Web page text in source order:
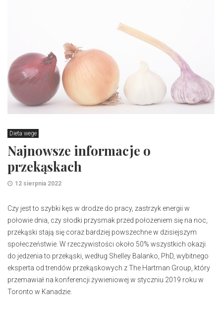
Dieta wege
Najnowsze informacje o
przekąskach
12 sierpnia 2022
Czy jest to szybki kęs w drodze do pracy, zastrzyk energii w
połowie dnia, czy słodki przysmak przed położeniem się na noc,
przekąski stają się coraz bardziej powszechne w dzisiejszym
społeczeństwie. W rzeczywistości około 50% wszystkich okazji
do jedzenia to przekąski, według Shelley Balanko, PhD, wybitnego
eksperta od trendów przekąskowych z The Hartman Group, który
przemawiał na konferencji żywieniowej w styczniu 2019 roku w
Toronto w Kanadzie.